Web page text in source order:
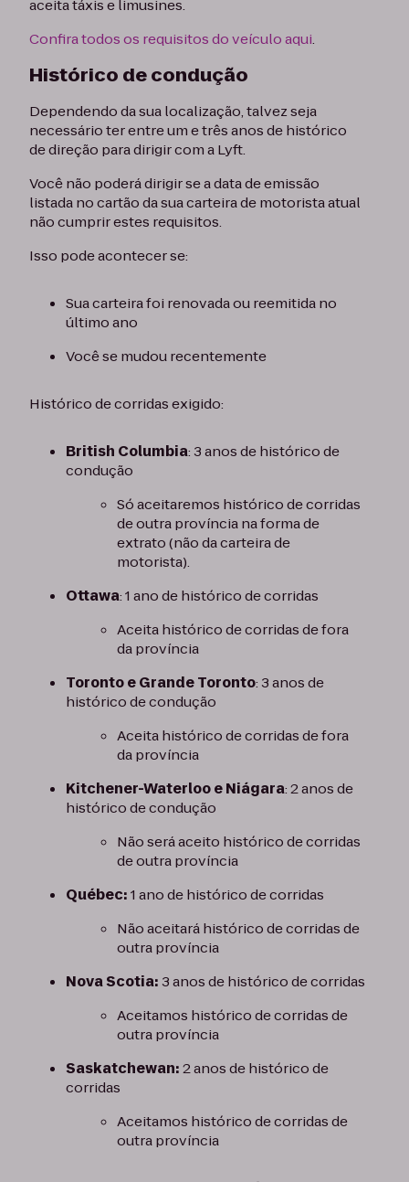
aceita táxis e limusines.
Confira todos os requisitos do veículo aqui.
Histórico de condução
Dependendo da sua localização, talvez seja
necessário ter entre um e três anos de histórico
de direção para dirigir com a Lyft.
Você não poderá dirigir se a data de emissão
listada no cartão da sua carteira de motorista atual
não cumprir estes requisitos.
Isso pode acontecer se:
Sua carteira foi renovada ou reemitida no
último ano
Você se mudou recentemente
Histórico de corridas exigido:
British Columbia: 3 anos de histórico de
condução
Só aceitaremos histórico de corridas
de outra província na forma de
extrato (não da carteira de
motorista).
Ottawa: 1 ano de histórico de corridas
Aceita histórico de corridas de fora
da província
Toronto e Grande Toronto: 3 anos de
histórico de condução
Aceita histórico de corridas de fora
da província
Kitchener-Waterloo e Niágara: 2 anos de
histórico de condução
Não será aceito histórico de corridas
de outra província
Québec:1 ano de histórico de corridas
Não aceitará histórico de corridas de
outra província
Nova Scotia:3 anos de histórico de corridas
Aceitamos histórico de corridas de
outra província
Saskatchewan:2 anos de histórico de
corridas
Aceitamos histórico de corridas de
outra província